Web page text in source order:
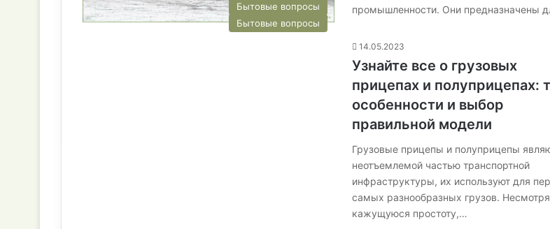
Бытовые вопросы
промышленности. Они предназначены
Бытовые вопросы
14.05.2023
Узнайте все о грузовых
прицепах и полуприцепах:
особенности и выбор
правильной модели
Грузовые прицепы и полуприцепы
неотъемлемой частью транспортной
инфраструктуры, их используют для
самых разнообразных грузов.
кажущуюся простоту,…